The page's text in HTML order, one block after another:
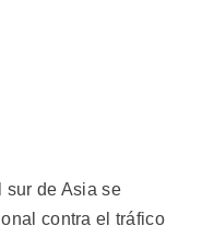
sur de Asia se
contra el tráfico